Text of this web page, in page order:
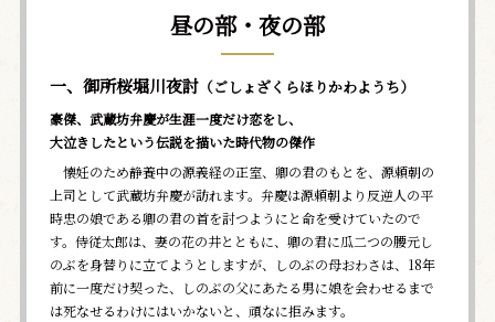
昼の部・夜の部
一、御所桜堀川夜討（ごしょざくらほりかわようち）
豪傑、武蔵坊弁慶が生涯一度だけ恋をし、
大泣きしたという伝説を描いた時代物の傑作
懐妊のため静養中の源義経の正室、卿の君のもとを、源頼朝の
上司として武蔵坊弁慶が訪れます。弁慶は源頼朝より反逆人の平
時忠の娘である卿の君の首を討つようにと命を受けていたので
す。侍従太郎は、妻の花の井とともに、卿の君に瓜二つの腰元し
のぶを身替りに立てようとしますが、しのぶの母おわさは、18年
前に一度だけ契った、しのぶの父にあたる男に娘を会わせるまで
は死なせるわけにはいかないと、頑なに拒みます。